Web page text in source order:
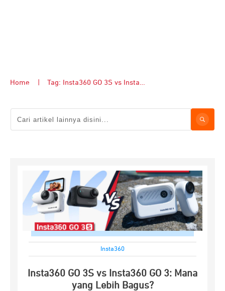
Home Tag: Insta360 GO 3S vs Insta360 GO 3
Insta360
Insta360 GO 3S vs Insta360 GO 3: Mana
yang Lebih Bagus?